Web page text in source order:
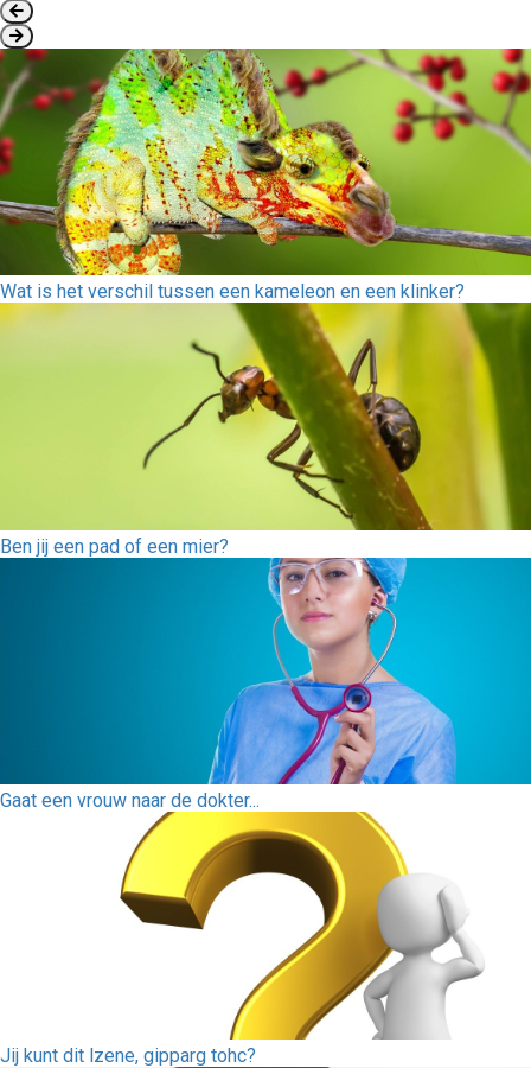
Wat is het verschil tussen een kameleon en een klinker?
Ben jij een pad of een mier?
Gaat een vrouw naar de dokter...
Jij kunt dit lzene, gipparg tohc?